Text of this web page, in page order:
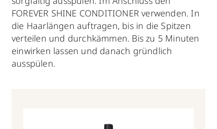
FOREVER SHINE CONDITIONER verwenden. In
die Haarlängen auftragen, bis in die Spitzen
verteilen und durchkämmen. Bis zu 5 Minuten
einwirken lassen und danach gründlich
ausspülen.